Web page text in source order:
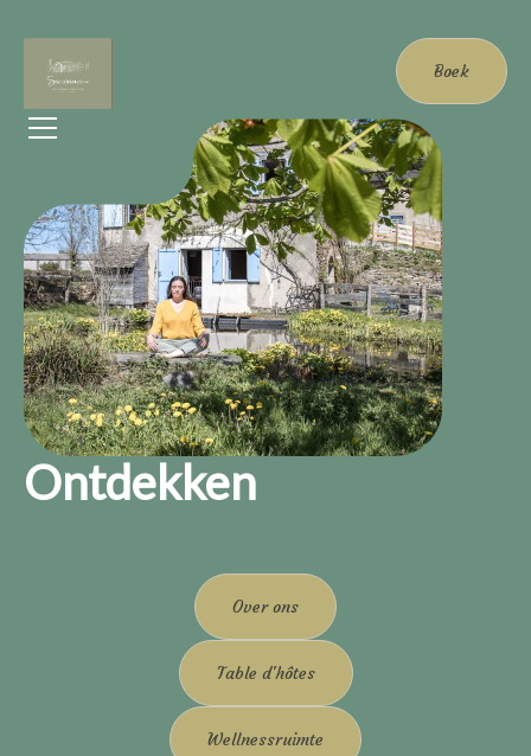
Boek
Ontdekken
Over ons
Table d'hôtes
Wellnessruimte